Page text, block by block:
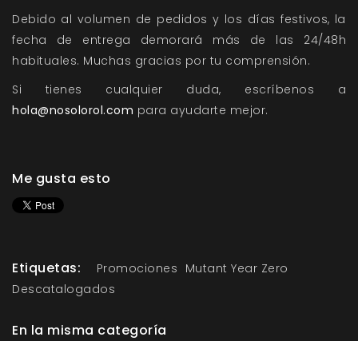
Debido al volumen de pedidos y los días festivos, la
fecha de entrega demorará más de las 24/48h
habituales. Muchas gracias por tu comprensión.
Si tienes cualquier duda, escríbenos a
hola@nosolorol.com para ayudarte mejor.
Me gusta esto
Etiquetas: Promociones Mutant Year Zero
Descatalogados
En la misma categoría